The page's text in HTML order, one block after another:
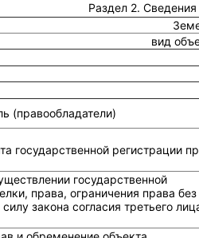
Раздел 2.
вид
(правообладатели)
государственной регистрации
государственной
права, ограничения права без
закона согласия третьего